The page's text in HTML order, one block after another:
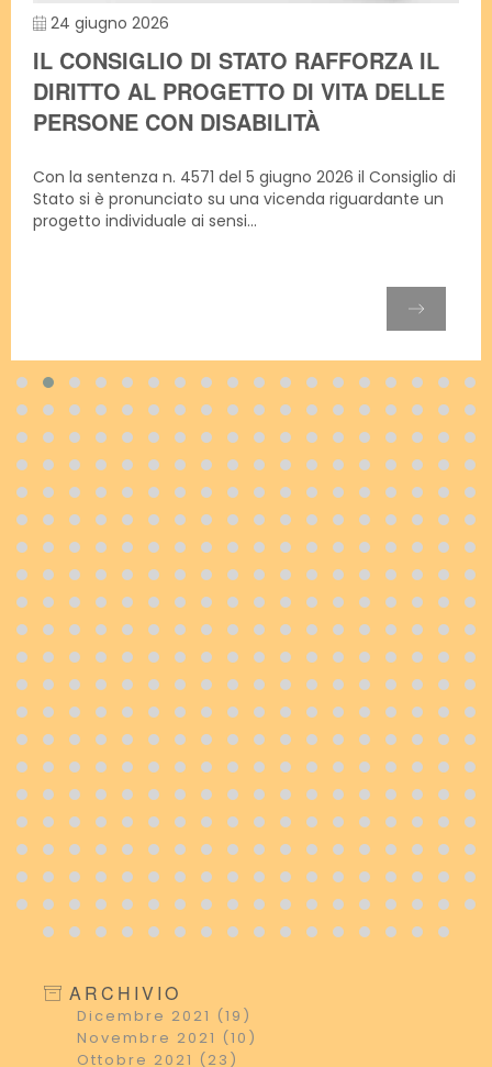
24 giugno 2026
IL CONSIGLIO DI STATO RAFFORZA IL
DIRITTO AL PROGETTO DI VITA DELLE
PERSONE CON DISABILITÀ
Con la sentenza n. 4571 del 5 giugno 2026 il Consiglio di
Stato si è pronunciato su una vicenda riguardante un
progetto individuale ai sensi...
ARCHIVIO
Dicembre 2021 (19)
Novembre 2021 (10)
Ottobre 2021 (23)